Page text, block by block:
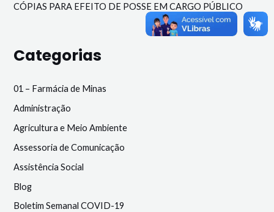
CÓPIAS PARA EFEITO DE POSSE EM CARGO PÚBLICO
Categorias
01 – Farmácia de Minas
Administração
Agricultura e Meio Ambiente
Assessoria de Comunicação
Assistência Social
Blog
Boletim Semanal COVID-19